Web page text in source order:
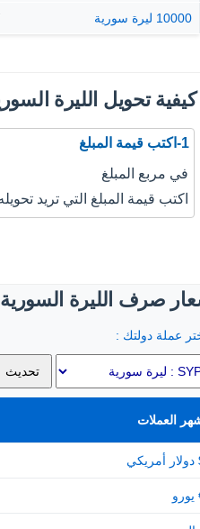
10000 ليرة سورية
كيفية تحويل الليرة
1-اكتب قيمة المبلغ
في مربع المبلغ
اكتب قيمة المبلغ التي تريد
صرف الليرة السورية
عملة دولتك :
العملات
دولار أمريكي
يورو